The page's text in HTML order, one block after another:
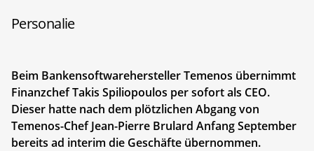
Personalie
Beim Bankensoftwarehersteller Temenos übernimmt
Finanzchef Takis Spiliopoulos per sofort als CEO.
Dieser hatte nach dem plötzlichen Abgang von
Temenos-Chef Jean-Pierre Brulard Anfang September
bereits ad interim die Geschäfte übernommen.